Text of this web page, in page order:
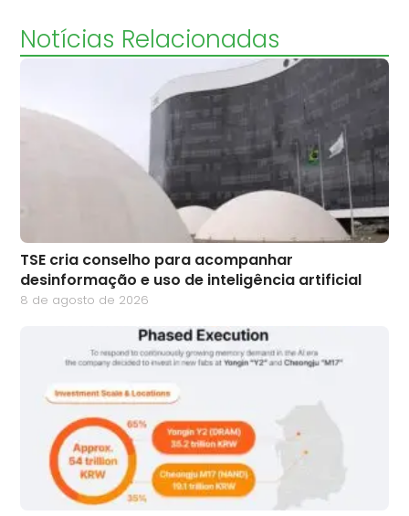
Notícias Relacionadas
TSE cria conselho para acompanhar
desinformação e uso de inteligência artificial
8 de agosto de 2026